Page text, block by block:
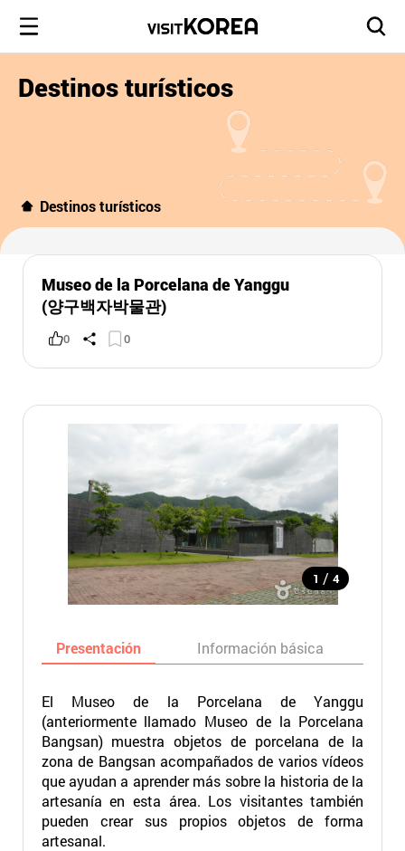
Destinos turísticos
Destinos turísticos
Museo de la Porcelana de Yanggu
(양구백자박물관)
0 0
1 / 4
Presentación Información básica
El Museo de la Porcelana de Yanggu
(anteriormente llamado Museo de la Porcelana
Bangsan) muestra objetos de porcelana de la
zona de Bangsan acompañados de varios vídeos
que ayudan a aprender más sobre la historia de la
artesanía en esta área. Los visitantes también
pueden crear sus propios objetos de forma
artesanal.